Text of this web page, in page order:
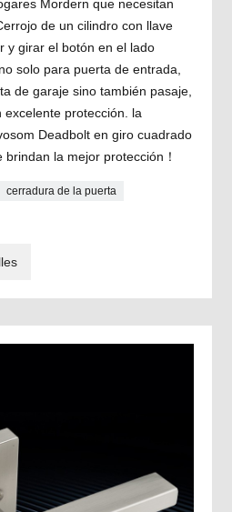
Mordern que necesitan
de un cilindro con llave
y girar el botón en el lado
solo para puerta de entrada,
de garaje sino también pasaje,
protección. la
Deadbolt en giro cuadrado
la mejor protección！
cerradura de la puerta